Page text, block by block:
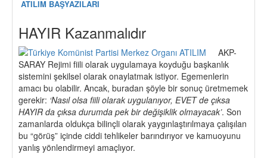
ATILIM BAŞYAZILARI
HAYIR Kazanmalıdır
AKP-
SARAY Rejimi fiili olarak uygulamaya koyduğu başkanlık
sistemini şekilsel olarak onaylatmak istiyor. Egemenlerin
amacı bu olabilir. Ancak, buradan şöyle bir sonuç üretmemek
gerekir: ‘Nasıl olsa fiili olarak uygulanıyor, EVET de çıksa
HAYIR da çıksa durumda pek bir değişiklik olmayacak’. Son
zamanlarda oldukça bilinçli olarak yaygınlaştırılmaya çalışılan
bu “görüş” içinde ciddi tehlikeler barındırıyor ve kamuoyunu
yanlış yönlendirmeyi amaçlıyor.